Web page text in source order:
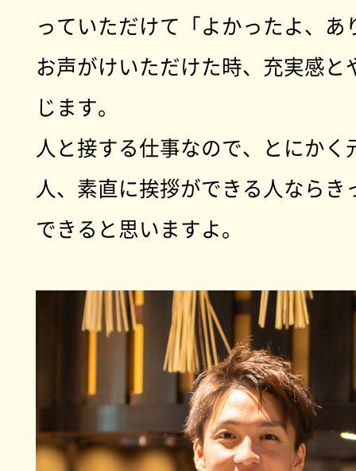
っていただけて「よかったよ、あ
お声がけいただけた時、充実感と
じます。
人と接する仕事なので、とにかく
人、素直に挨拶ができる人ならき
できると思いますよ。